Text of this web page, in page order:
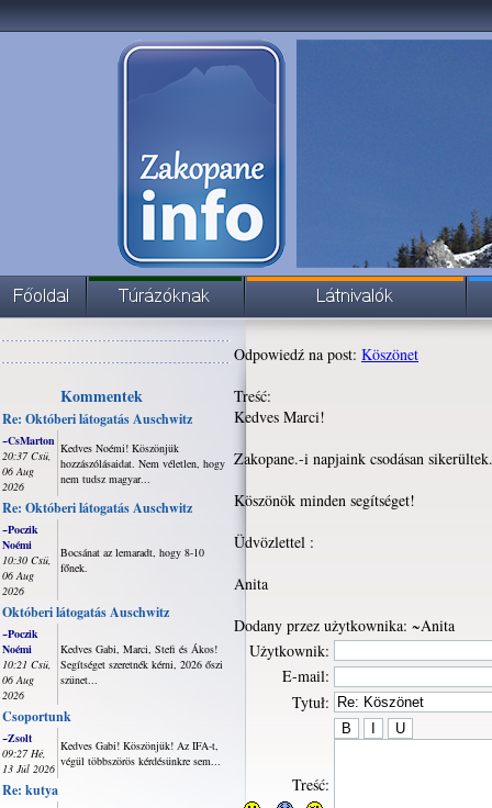
Kommentek
Re: Októberi látogatás Auschwitz
~CsMarton
20:37 Csü,
06 Aug
2026
Kedves Noémi! Köszönjük
hozzászólásaidat. Nem véletlen, hogy
nem tudsz magyar...
Re: Októberi látogatás Auschwitz
~Poczik
Noémi
10:30 Csü,
06 Aug
2026
Bocsánat az lemaradt, hogy 8-10
főnek.
Októberi látogatás Auschwitz
~Poczik
Noémi
10:21 Csü,
06 Aug
2026
Kedves Gabi, Marci, Stefi és Ákos!
Segítséget szeretnék kérni, 2026 őszi
szünet...
Csoportunk
~Zsolt
09:27 Hé,
13 Júl 2026
Kedves Gabi! Köszönjük! Az IFA-t,
végül többszörös kérdésünkre sem...
Re: kutya
Odpowiedź na post: Köszönet
Treść:
Kedves Marci!
Zakopane.-i napjaink csodásan sikerültek.
Köszönök minden segítséget!
Üdvözlettel :
Anita
Dodany przez użytkownika: ~Anita
Użytkownik:
E-mail:
Tytuł:
Treść: